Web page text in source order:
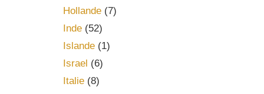
Hollande(7)
Inde(52)
Islande(1)
Israel (6)
Italie(8)